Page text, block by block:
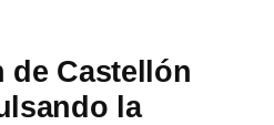
de Castellón
la